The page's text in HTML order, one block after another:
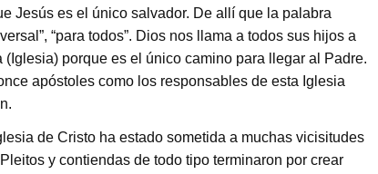
Jesús es el único salvador. De allí que la palabra
“para todos”. Dios nos llama a todos sus hijos a
porque es el único camino para llegar al Padre.
apóstoles como los responsables de esta Iglesia
de Cristo ha estado sometida a muchas vicisitudes
y contiendas de todo tipo terminaron por crear